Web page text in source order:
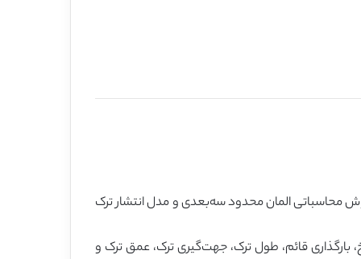
محاسباتی المان محدود سه‌بعدی و مدل انتشار ترک‌
بارگذاری قائم، طول ترک، جهت‌گیری ترک، عمق ترک و